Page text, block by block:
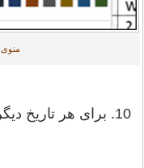
منوی text color در منوی home
10. برای هر تاریخ دیگری خارج از ماه جاری تکرار کنید.